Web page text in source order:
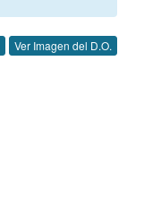
Ver Imagen del D.O.